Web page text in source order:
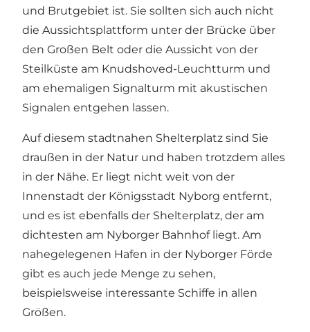
und Brutgebiet ist. Sie sollten sich auch nicht
die Aussichtsplattform unter der Brücke über
den Großen Belt oder die Aussicht von der
Steilküste am Knudshoved-Leuchtturm und
am ehemaligen Signalturm mit akustischen
Signalen entgehen lassen.
Auf diesem stadtnahen Shelterplatz sind Sie
draußen in der Natur und haben trotzdem alles
in der Nähe. Er liegt nicht weit von der
Innenstadt der Königsstadt Nyborg entfernt,
und es ist ebenfalls der Shelterplatz, der am
dichtesten am Nyborger Bahnhof liegt. Am
nahegelegenen Hafen in der Nyborger Förde
gibt es auch jede Menge zu sehen,
beispielsweise interessante Schiffe in allen
Größen.